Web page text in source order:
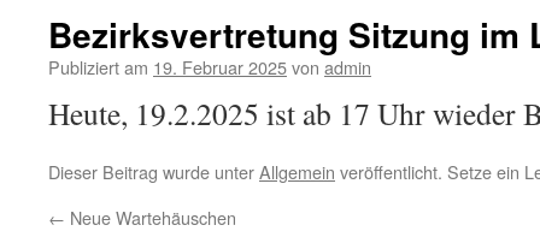
Bezirksvertretung Sitzung im
Publiziert am 19. Februar 2025von admin
Heute, 19.2.2025 ist ab 17 Uhr wieder
Dieser Beitrag wurde unterAllgemein veröffentlicht. Setze ein
← Neue Wartehäuschen